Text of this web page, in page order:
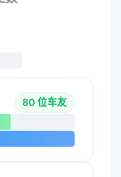
80 位车友